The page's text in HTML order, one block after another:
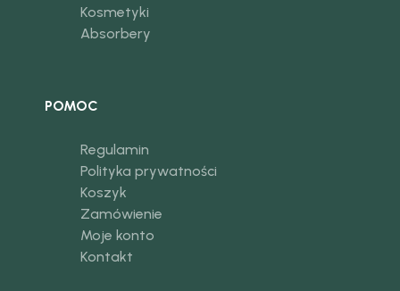
Kosmetyki
Absorbery
POMOC
Regulamin
Polityka prywatności
Koszyk
Zamówienie
Moje konto
Kontakt